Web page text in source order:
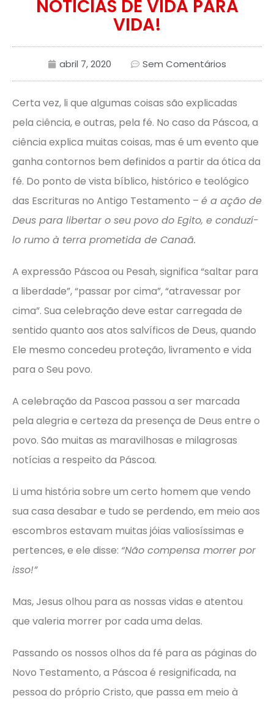
NOTÍCIAS DE VIDA PARA
VIDA!
abril 7, 2020 Sem Comentários
Certa vez, li que algumas coisas são explicadas
pela ciência, e outras, pela fé. No caso da Páscoa, a
ciência explica muitas coisas, mas é um evento que
ganha contornos bem definidos a partir da ótica da
fé. Do ponto de vista bíblico, histórico e teológico
das Escrituras no Antigo Testamento – é a ação de
Deus para libertar o seu povo do Egito, e conduzí-
lo rumo à terra prometida de Canaã.
A expressão Páscoa ou Pesah, significa “saltar para
a liberdade”, “passar por cima”, “atravessar por
cima”. Sua celebração deve estar carregada de
sentido quanto aos atos salvíficos de Deus, quando
Ele mesmo concedeu proteção, livramento e vida
para o Seu povo.
A celebração da Pascoa passou a ser marcada
pela alegria e certeza da presença de Deus entre o
povo. São muitas as maravilhosas e milagrosas
notícias a respeito da Páscoa.
Li uma história sobre um certo homem que vendo
sua casa desabar e tudo se perdendo, em meio aos
escombros estavam muitas jóias valiosíssimas e
pertences, e ele disse: “Não compensa morrer por
isso!”
Mas, Jesus olhou para as nossas vidas e atentou
que valeria morrer por cada uma delas.
Passando os nossos olhos da fé para as páginas do
Novo Testamento, a Páscoa é resignificada, na
pessoa do próprio Cristo, que passa em meio à